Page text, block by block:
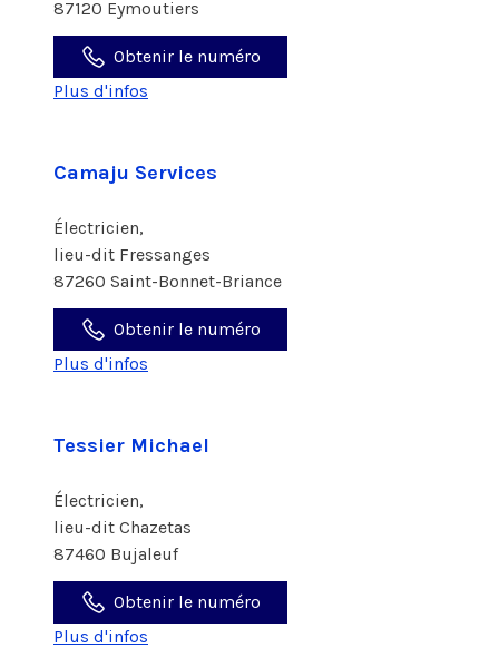
87120 Eymoutiers
Obtenir le numéro
Plus d'infos
Camaju Services
Électricien,
lieu-dit Fressanges
87260 Saint-Bonnet-Briance
Obtenir le numéro
Plus d'infos
Tessier Michael
Électricien,
lieu-dit Chazetas
87460 Bujaleuf
Obtenir le numéro
Plus d'infos